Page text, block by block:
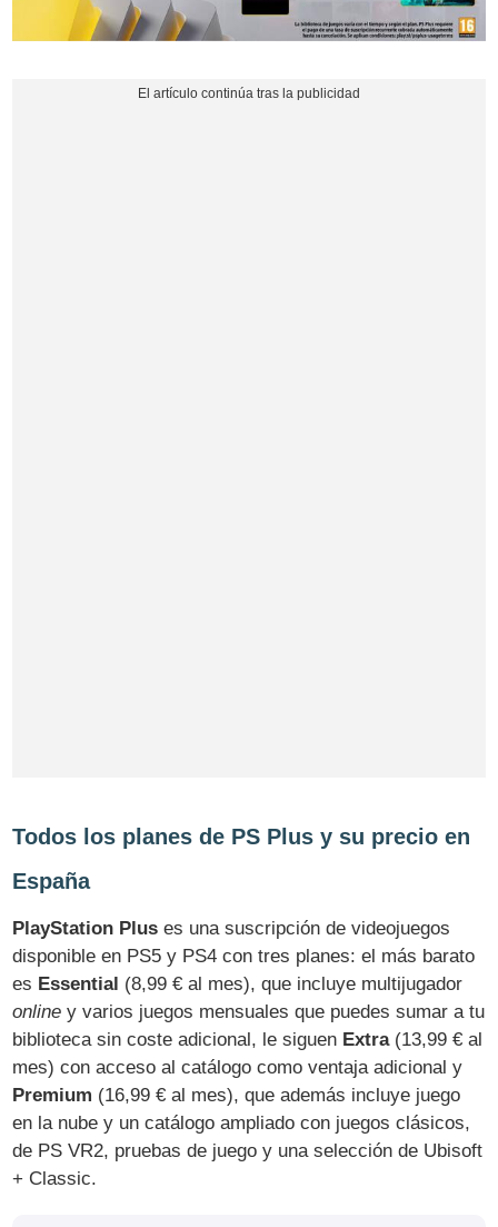
Todos los planes de PS Plus y su precio en
España
PlayStation Plus es una suscripción de videojuegos
disponible en PS5 y PS4 con tres planes: el más barato
es Essential (8,99 € al mes), que incluye multijugador
online y varios juegos mensuales que puedes sumar a tu
biblioteca sin coste adicional, le siguen Extra(13,99 € al
mes) con acceso al catálogo como ventaja adicional y
Premium (16,99 € al mes), que además incluye juego
en la nube y un catálogo ampliado con juegos clásicos,
de PS VR2, pruebas de juego y una selección de Ubisoft
+ Classic.